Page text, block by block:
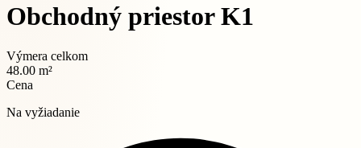
Obchodný priestor K1
Výmera celkom
48.00 m²
Cena
Na vyžiadanie